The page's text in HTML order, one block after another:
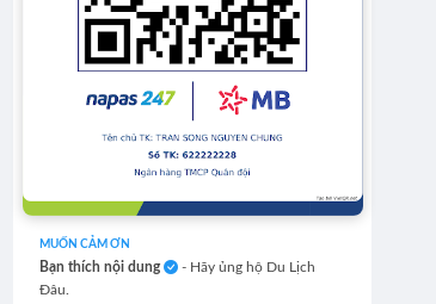
MUỐN CẢM ƠN
Bạn thích nội dung
- Hãy ủng hộ Du Lịch
Đâu.